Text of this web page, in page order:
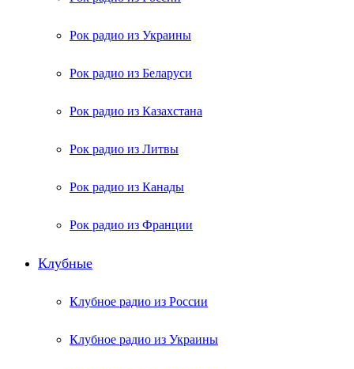
Рок радио из Украины
Рок радио из Беларуси
Рок радио из Казахстана
Рок радио из Литвы
Рок радио из Канады
Рок радио из Франции
Клубные
Клубное радио из России
Клубное радио из Украины